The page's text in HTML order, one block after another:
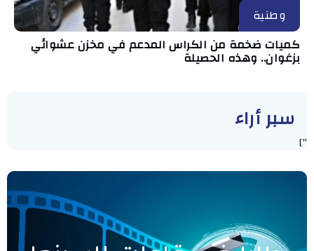
وطنية
كميات ضخمة من الكراس المدعم في مخزن عشوائي
بزغوان.. وهذه الحصيلة
سبر أراء
"]